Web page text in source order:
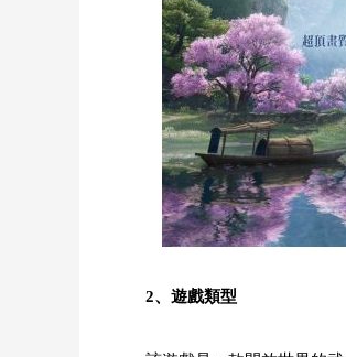
2、遊戲類型